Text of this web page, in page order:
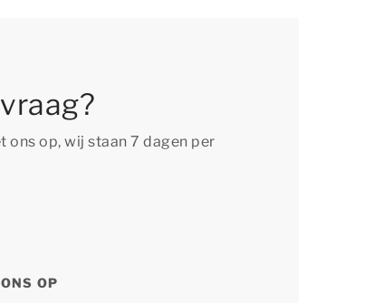
ons op, wij staan 7 dagen per
OP